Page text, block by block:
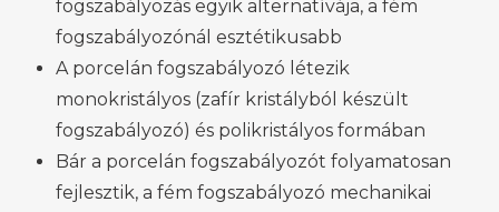
fogszabályozás egyik alternatívája, a fém
fogszabályozónál esztétikusabb
A porcelán fogszabályozó létezik
monokristályos (zafír kristályból készült
fogszabályozó) és polikristályos formában
Bár a porcelán fogszabályozót folyamatosan
fejlesztik, a fém fogszabályozó mechanikai